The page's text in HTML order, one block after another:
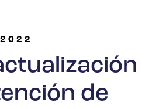
de